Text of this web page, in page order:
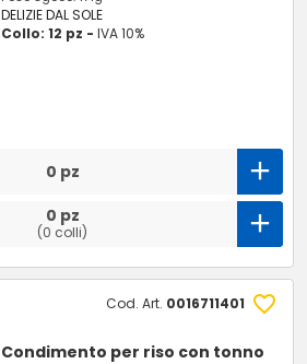
DELIZIE DAL SOLE
Collo: 12 pz -IVA 10%
0 pz
0 pz
(0 colli)
Cod. Art. 0016711401
Condimento per riso con tonno